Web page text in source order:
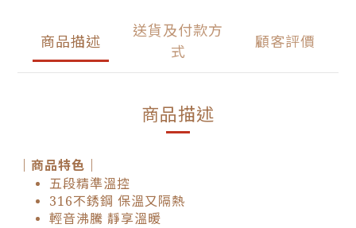
商品描述
送貨及付款方
式
顧客評價
商品描述
｜商品特色｜
五段精準溫控
316不銹鋼 保溫又隔熱
輕音沸騰 靜享溫暖